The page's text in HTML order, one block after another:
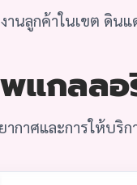
านลูกค้าในเขต ดิน
แกลลอ
กาศและการให้บริก